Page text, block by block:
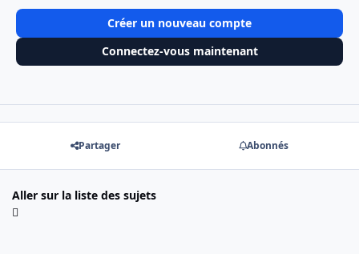
Créer un nouveau compte
Connectez-vous maintenant
Partager Abonnés
Aller sur la liste des sujets